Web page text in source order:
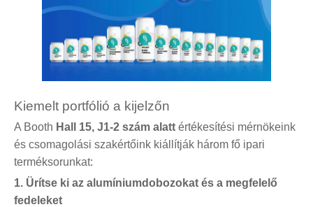
Kiemelt portfólió a kijelzőn
A Booth Hall 15, J1-2 szám alatt értékesítési mérnökeink
és csomagolási szakértőink kiállítják három fő ipari
terméksorunkat:
1. Ürítse ki az alumíniumdobozokat és a megfelelő
fedeleket